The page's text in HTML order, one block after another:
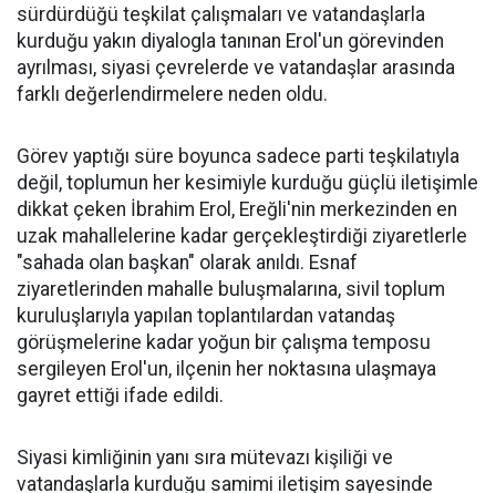
sürdürdüğü teşkilat çalışmaları ve vatandaşlarla
kurduğu yakın diyalogla tanınan Erol'un görevinden
ayrılması, siyasi çevrelerde ve vatandaşlar arasında
farklı değerlendirmelere neden oldu.
Görev yaptığı süre boyunca sadece parti teşkilatıyla
değil, toplumun her kesimiyle kurduğu güçlü iletişimle
dikkat çeken İbrahim Erol, Ereğli'nin merkezinden en
uzak mahallelerine kadar gerçekleştirdiği ziyaretlerle
"sahada olan başkan" olarak anıldı. Esnaf
ziyaretlerinden mahalle buluşmalarına, sivil toplum
kuruluşlarıyla yapılan toplantılardan vatandaş
görüşmelerine kadar yoğun bir çalışma temposu
sergileyen Erol'un, ilçenin her noktasına ulaşmaya
gayret ettiği ifade edildi.
Siyasi kimliğinin yanı sıra mütevazı kişiliği ve
vatandaşlarla kurduğu samimi iletişim sayesinde